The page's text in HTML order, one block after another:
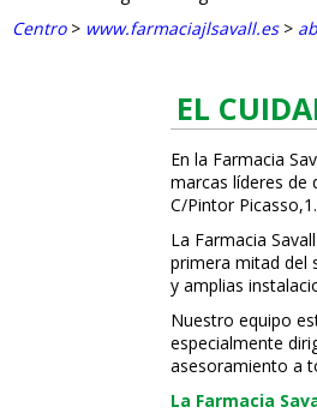
Centro> www.farmaciajlsavall.es>
EL
En la Farmacia
marcas líderes de
C/Pintor
La Farmacia
primera mitad del
y amplias
Nuestro equipo
especialmente
asesoramiento a
La Farmacia